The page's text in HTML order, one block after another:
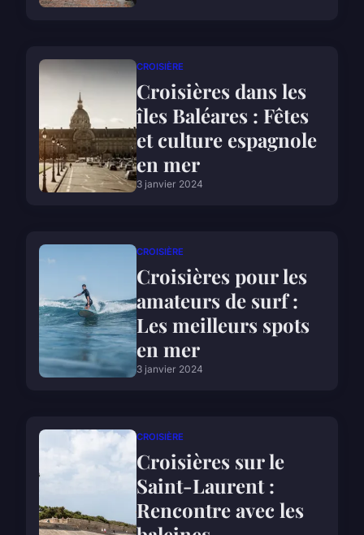
CROISIÈRE
Croisières dans les
îles Baléares : Fêtes
et culture espagnole
en mer
3 janvier 2024
CROISIÈRE
Croisières pour les
amateurs de surf :
Les meilleurs spots
en mer
3 janvier 2024
CROISIÈRE
Croisières sur le
Saint-Laurent :
Rencontre avec les